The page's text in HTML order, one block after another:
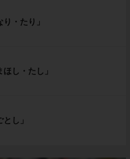
・たり」
ほし・たし」
し」